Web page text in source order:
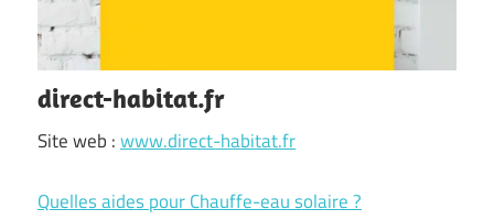
direct-habitat.fr
Site web :www.direct-habitat.fr
Quelles aides pour Chauffe-eau solaire ?